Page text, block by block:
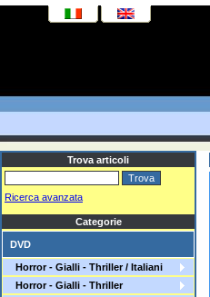
Trova articoli
Ricerca avanzata
Categorie
DVD
Horror - Gialli - Thriller / Italiani
Horror - Gialli - Thriller